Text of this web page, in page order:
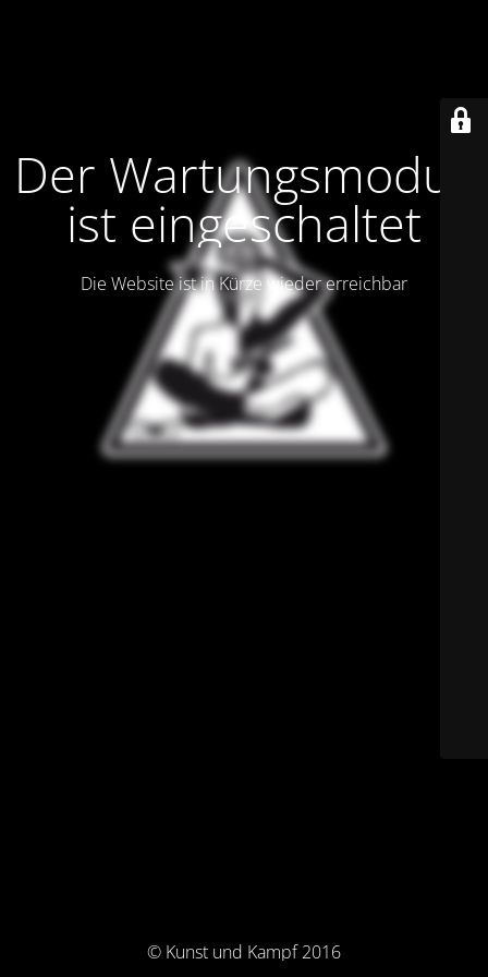
Der Wartungsmodus
ist eingeschaltet
Die Website ist in Kürze wieder erreichbar
© Kunst und Kampf 2016